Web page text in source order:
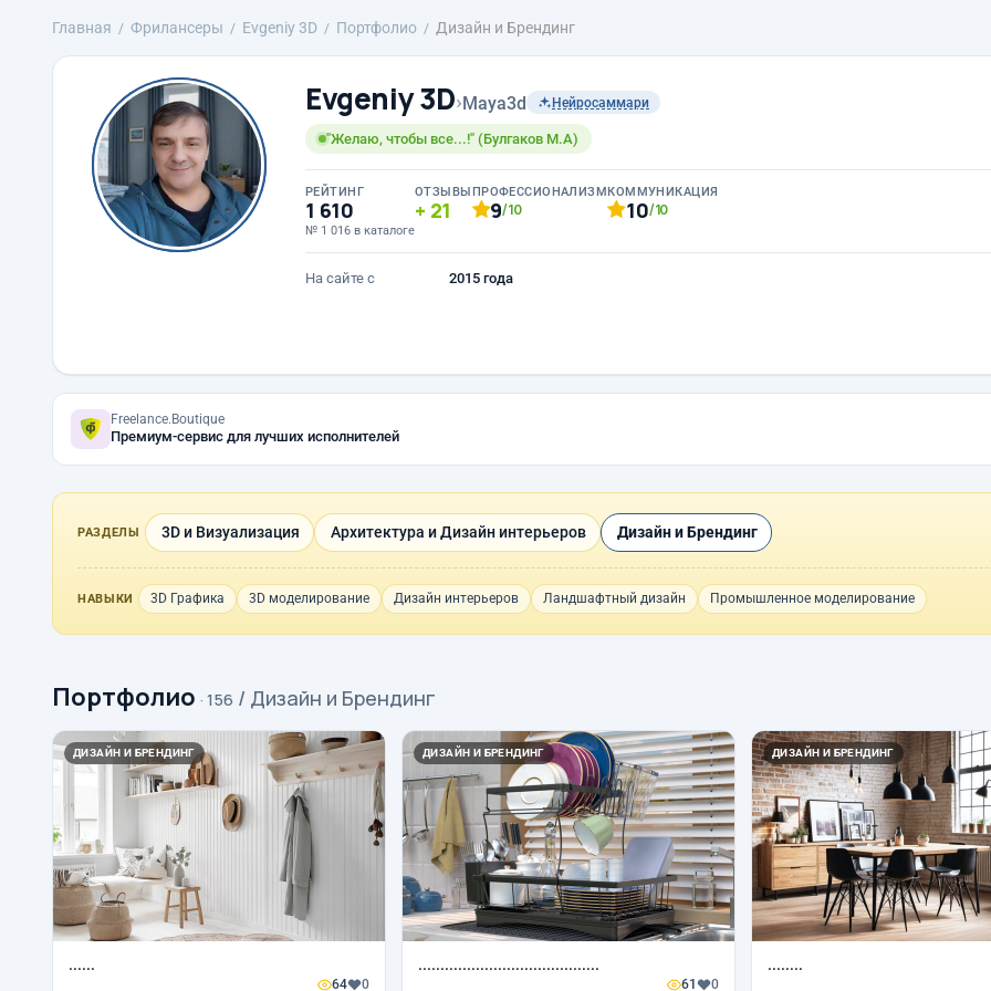
Главная Фрилансеры Evgeniy 3D Портфолио Дизайн и Брендинг
Evgeniy 3D›Maya3d Нейросаммари
"Желаю, чтобы все...!" (Булгаков М.А)
РЕЙТИНГ
1 610
№ 1 016 в каталоге
ОТЗЫВЫ
21
ПРОФЕССИОНАЛИЗМ
9/10
КОММУНИКАЦИЯ
10/10
На сайте с 2015 года
Freelance.Boutique
Премиум-сервис для лучших исполнителей
РАЗДЕЛЫ 3D и Визуализация Архитектура и Дизайн интерьеров Дизайн и Брендинг
НАВЫКИ 3D Графика 3D моделирование Дизайн интерьеров Ландшафтный дизайн Промышленное моделирование
Портфолио · 156 / Дизайн и Брендинг
ДИЗАЙН И БРЕНДИНГ
......
64 0
ДИЗАЙН И БРЕНДИНГ
.........................................
61 0
ДИЗАЙН И БРЕНДИНГ
........